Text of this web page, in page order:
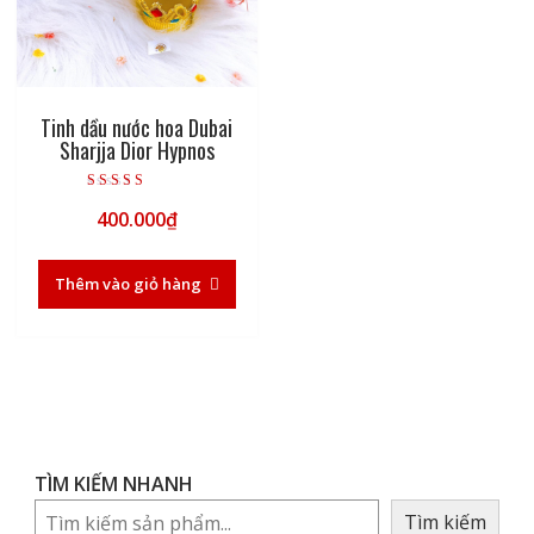
Tinh dầu nước hoa Dubai
Sharjja Dior Hypnos
5.00
5 sao
400.000₫
Thêm vào giỏ hàng
TÌM KIẾM NHANH
Tìm kiếm